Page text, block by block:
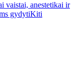
vaistai, anestetikai ir
gydytiKiti